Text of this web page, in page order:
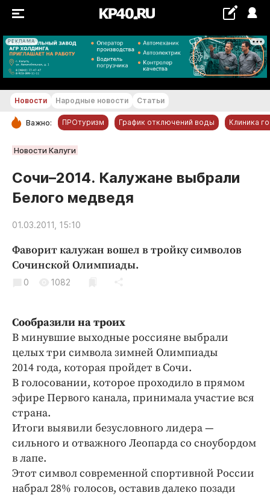
РЕКЛАМА
+22...+23 °С
РУБРИКИ
Обнинск
Новости компаний
Статьи
Народные новости
Благоустройство
Криминал
Образование
Общество
Погода
Праздники
Происшествия
Спорт
Экономика и бизнес
ПРОЕКТЫ
Блоги
Новости Народные новости Статьи
Важно: ПРОтуризм График отключений воды Клиника
Новости Калуги
Сочи–2014. Калужане выбрали
Белого медведя
01.03.2011, 15:10
Фаворит калужан вошел в тройку символов
Сочинской Олимпиады.
0 1082
Сообразили на троих
В минувшие выходные россияне выбрали
целых три символа зимней Олимпиады
2014 года, которая пройдет в Сочи.
В голосовании, которое проходило в прямом
эфире Первого канала, принимала участие вся
страна.
Итоги выявили безусловного лидера —
сильного и отважного Леопарда со сноубордом
в лапе.
Этот символ современной спортивной России
набрал 28% голосов, оставив далеко позади